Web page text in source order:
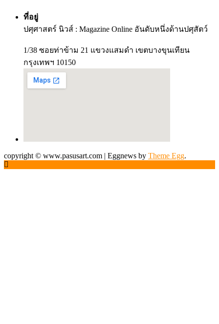
ที่อยู่
ปศุศาสตร์ นิวส์ : Magazine Online อันดับหนึ่งด้านปศุสัตว์
1/38 ซอยท่าข้าม 21 แขวงแสมดำ เขตบางขุนเทียน
กรุงเทพฯ 10150
copyright © www.pasusart.com | Eggnews by Theme Egg.